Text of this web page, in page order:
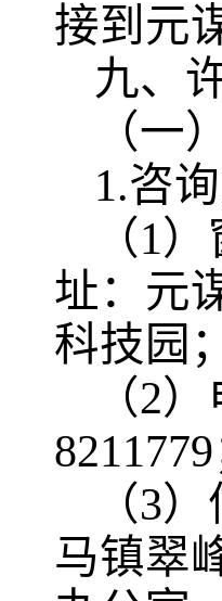
接到元
九、
（一
1.咨
（1
址：元
科技园；
（2
8211779
（3
马镇翠